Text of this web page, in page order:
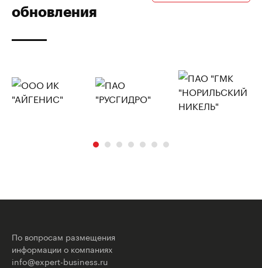
обновления
По вопросам размещения
информации о компаниях
info@expert-business.ru